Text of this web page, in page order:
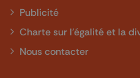
Publicité
Charte sur l'égalité et la
Nous contacter